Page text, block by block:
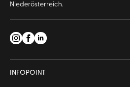
Niederösterreich.
INFOPOINT